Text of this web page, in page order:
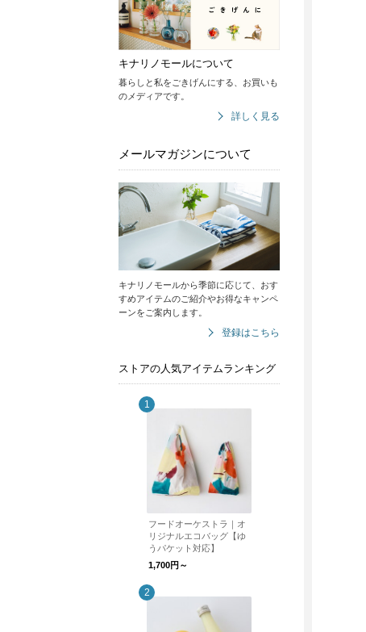
キナリノモールについて
暮らしと私をごきげんにする、お買いも
のメディアです。
詳しく見る
メールマガジンについて
キナリノモールから季節に応じて、おす
すめアイテムのご紹介やお得なキャンペ
ーンをご案内します。
登録はこちら
ストアの人気アイテムランキング
フードオーケストラ｜オ
リジナルエコバッグ【ゆ
うパケット対応】
1,700円～